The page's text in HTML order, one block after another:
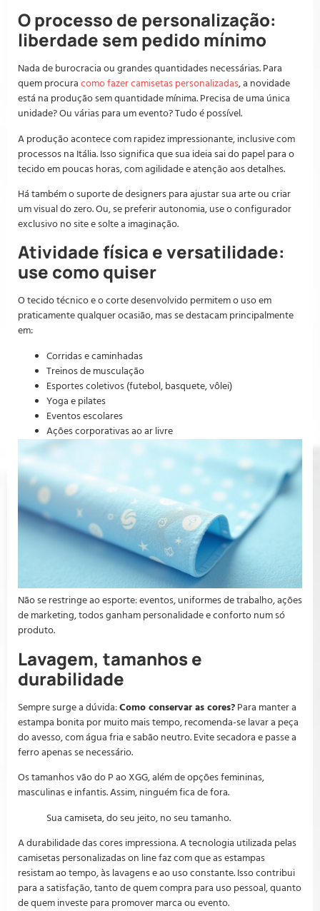
O processo de personalização:
liberdade sem pedido mínimo
Nada de burocracia ou grandes quantidades necessárias. Para
quem procura como fazer camisetas personalizadas, a novidade
está na produção sem quantidade mínima. Precisa de uma única
unidade? Ou várias para um evento? Tudo é possível.
A produção acontece com rapidez impressionante, inclusive com
processos na Itália. Isso significa que sua ideia sai do papel para o
tecido em poucas horas, com agilidade e atenção aos detalhes.
Há também o suporte de designers para ajustar sua arte ou criar
um visual do zero. Ou, se preferir autonomia, use o configurador
exclusivo no site e solte a imaginação.
Atividade física e versatilidade:
use como quiser
O tecido técnico e o corte desenvolvido permitem o uso em
praticamente qualquer ocasião, mas se destacam principalmente
em:
Corridas e caminhadas
Treinos de musculação
Esportes coletivos (futebol, basquete, vôlei)
Yoga e pilates
Eventos escolares
Ações corporativas ao ar livre
Não se restringe ao esporte: eventos, uniformes de trabalho, ações
de marketing, todos ganham personalidade e conforto num só
produto.
Lavagem, tamanhos e
durabilidade
Sempre surge a dúvida:Como conservar as cores? Para manter a
estampa bonita por muito mais tempo, recomenda-se lavar a peça
do avesso, com água fria e sabão neutro. Evite secadora e passe a
ferro apenas se necessário.
Os tamanhos vão do P ao XGG, além de opções femininas,
masculinas e infantis. Assim, ninguém fica de fora.
Sua camiseta, do seu jeito, no seu tamanho.
A durabilidade das cores impressiona. A tecnologia utilizada pelas
camisetas personalizadas on line faz com que as estampas
resistam ao tempo, às lavagens e ao uso constante. Isso contribui
para a satisfação, tanto de quem compra para uso pessoal, quanto
de quem investe para promover marca ou evento.